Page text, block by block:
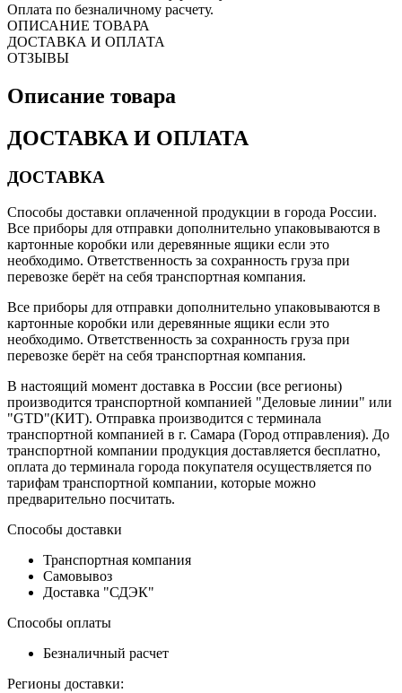
Оплата по безналичному расчету.
ОПИСАНИЕ ТОВАРА
ДОСТАВКА И ОПЛАТА
ОТЗЫВЫ
Описание товара
ДОСТАВКА И ОПЛАТА
ДОСТАВКА
Способы доставки оплаченной продукции в города России.
Все приборы для отправки дополнительно упаковываются в
картонные коробки или деревянные ящики если это
необходимо. Ответственность за сохранность груза при
перевозке берёт на себя транспортная компания.
Все приборы для отправки дополнительно упаковываются в
картонные коробки или деревянные ящики если это
необходимо. Ответственность за сохранность груза при
перевозке берёт на себя транспортная компания.
В настоящий момент доставка в России (все регионы)
производится транспортной компанией "Деловые линии" или
"GTD"(КИТ). Отправка производится с терминала
транспортной компанией в г. Самара (Город отправления). До
транспортной компании продукция доставляется бесплатно,
оплата до терминала города покупателя осуществляется по
тарифам транспортной компании, которые можно
предварительно посчитать.
Способы доставки
Транспортная компания
Самовывоз
Доставка "СДЭК"
Способы оплаты
Безналичный расчет
Регионы доставки: